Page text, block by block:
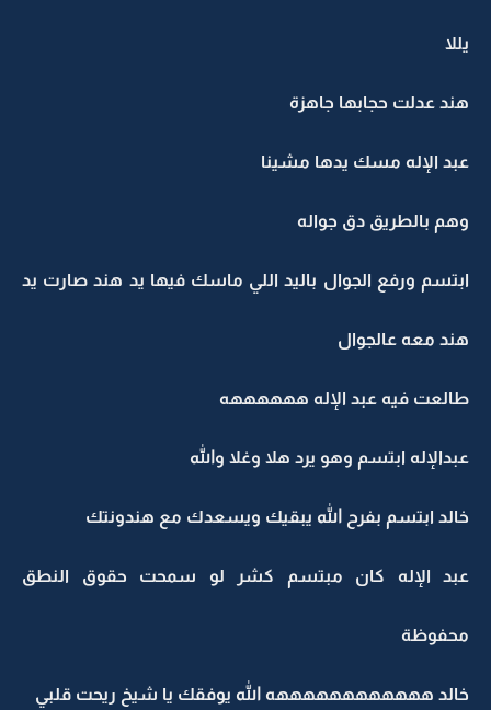
يللا
هند عدلت حجابها جاهزة
عبد الإله مسك يدها مشينا
وهم بالطريق دق جواله
ابتسم ورفع الجوال باليد اللي ماسك فيها يد هند صارت يد
هند معه عالجوال
طالعت فيه عبد الإله ههههههه
عبدالإله ابتسم وهو يرد هلا وغلا والله
خالد ابتسم بفرح الله يبقيك ويسعدك مع هندونتك
عبد الإله كان مبتسم كشر لو سمحت حقوق النطق
محفوظة
خالد ههههههههههههه الله يوفقك يا شيخ ريحت قلبي